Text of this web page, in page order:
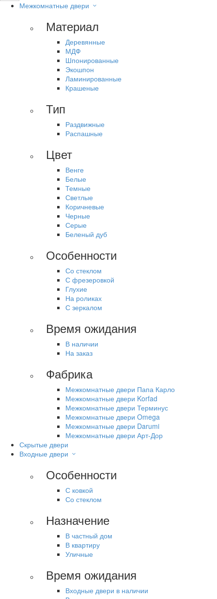
Межкомнатные двери
Материал
Деревянные
МДФ
Шпонированные
Экошпон
Ламинированные
Крашеные
Тип
Раздвижные
Распашные
Цвет
Венге
Белые
Темные
Светлые
Коричневые
Черные
Серые
Беленый дуб
Особенности
Со стеклом
С фрезеровкой
Глухие
На роликах
С зеркалом
Время ожидания
В наличии
На заказ
Фабрика
Межкомнатные двери Папа Карло
Межкомнатные двери Korfad
Межкомнатные двери Терминус
Межкомнатные двери Omega
Межкомнатные двери Darumi
Межкомнатные двери Арт-Дор
Скрытые двери
Входные двери
Особенности
С ковкой
Со стеклом
Назначение
В частный дом
В квартиру
Уличные
Время ожидания
Входные двери в наличии